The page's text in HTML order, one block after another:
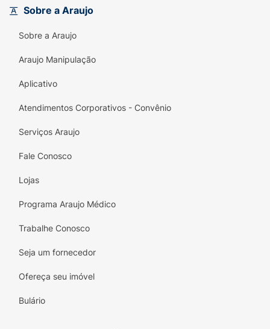
Sobre a Araujo
Sobre a Araujo
Araujo Manipulação
Aplicativo
Atendimentos Corporativos - Convênio
Serviços Araujo
Fale Conosco
Lojas
Programa Araujo Médico
Trabalhe Conosco
Seja um fornecedor
Ofereça seu imóvel
Bulário